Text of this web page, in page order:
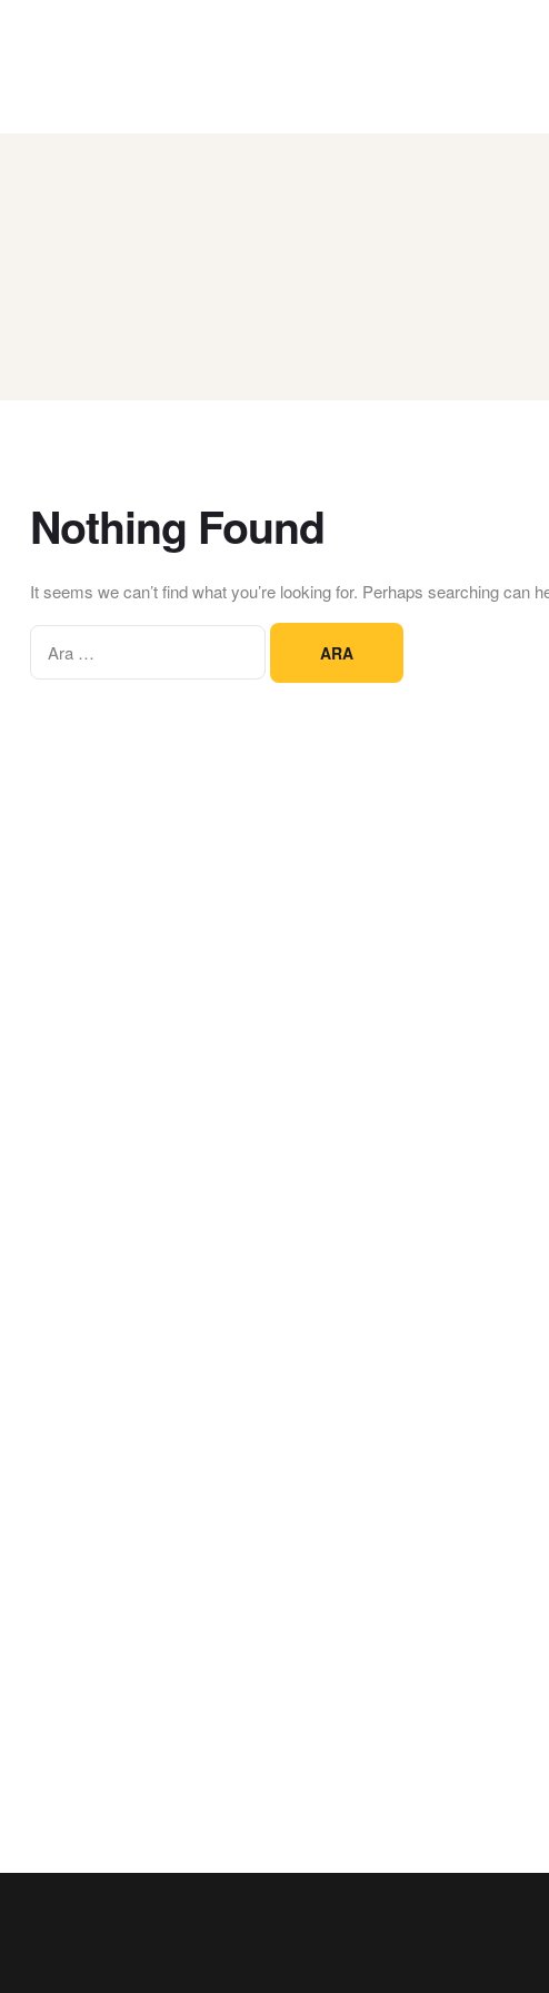
Nothing Found
It seems we can’t find what you’re looking for. Perhaps searching can